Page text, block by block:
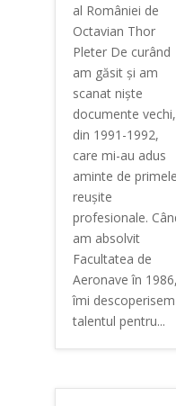
al României de
Octavian Thor
Pleter De curând
am găsit și am
scanat niște
documente vechi,
din 1991-1992,
care mi-au adus
aminte de
reușite
profesionale.
am absolvit
Facultatea de
Aeronave în
îmi descoperisem
talentul pentru...